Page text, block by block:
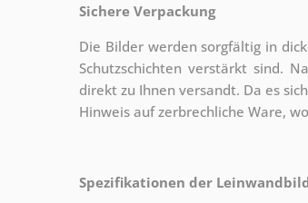
Sichere Verpackung
Die Bilder werden sorgfältig in
Schutzschichten verstärkt sind.
direkt zu Ihnen versandt. Da es
Hinweis auf zerbrechliche Ware,
Spezifikationen der